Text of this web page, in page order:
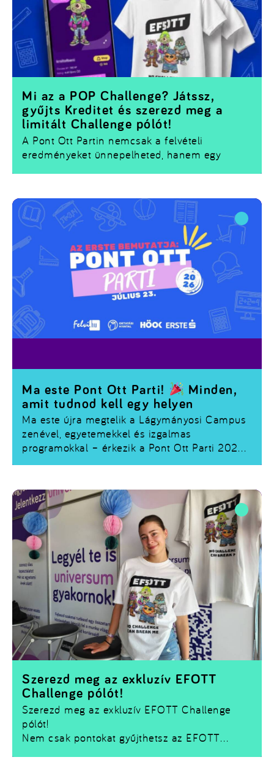
A Pont Ott Partin nemcsak a felvételi
eredményeket ünnepelheted, hanem egy
során a standoknál különböző feladatokat
teljesíthetsz, miközbenXP-t és Kreditet
gyűjtesz.
Mi az a POP Challenge? Játssz,
gyűjts Kreditet és szerezd meg a
limitált Challenge pólót!
Ma este újra megtelik a Lágymányosi Campus
zenével, egyetemekkel és izgalmas
programokkal – érkezik a Pont Ott Parti 2026!
tudnivalókat.
Ma este Pont Ott Parti!
Minden,
amit tudnod kell egy helyen
Szerezd meg az exkluzív EFOTT Challenge
pólót!
Nem csak pontokat gyűjthetsz az EFOTT
Szerezd meg az exkluzív EFOTT
Challenge pólót!